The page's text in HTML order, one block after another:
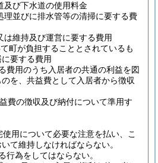
及び下水道の使用料金
理並びに排水管等の清掃に要する費
は維持及び運営に要する費用
町が負担することとされているも
要する費用
費用のうち入居者の共通の利益を図
を、共益費として入居者から徴収
費の徴収及び納付について準用す
使用について必要な注意を払い、こ
て維持しなければならない。
行為をしてはならない。